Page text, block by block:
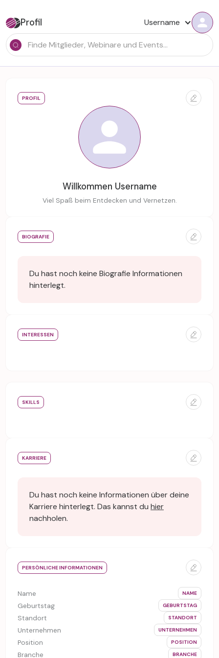
Profil Username
PROFIL
Willkommen Username
Viel Spaß beim Entdecken und Vernetzen.
BIOGRAFIE
Du hast noch keine Biografie Informationen
hinterlegt.
INTERESSEN
SKILLS
KARRIERE
Du hast noch keine Informationen über deine
Karriere hinterlegt. Das kannst du hier
nachholen.
PERSÖNLICHE INFORMATIONEN
Name NAME
Geburtstag GEBURTSTAG
Standort STANDORT
Unternehmen UNTERNEHMEN
Position POSITION
Branche BRANCHE